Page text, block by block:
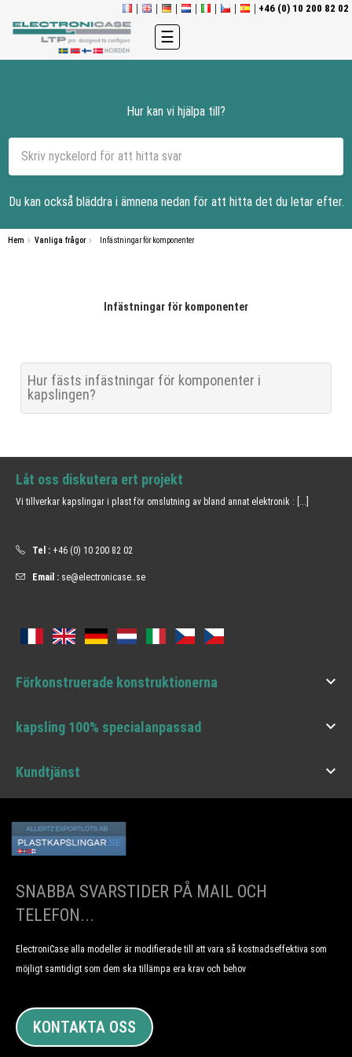
+46 (0) 10 200 82 02
Toggle
navigation
☰
Hur kan vi hjälpa till?
Du kan också bläddra i ämnena nedan för att hitta det du letar efter.
Hem Vanliga frågor Infästningar för komponenter
Infästningar för komponenter
Hur fästs infästningar för komponenter i
kapslingen?
Låt oss diskutera ert projekt
Vi tillverkar kapslingar i plast för omslutning av bland annat elektronik : [...]
Tel : +46 (0) 10 200 82 02
Email : se@electronicase..se
Förkonstruerade konstruktionerna 
kapsling 100% specialanpassad 
Kundtjänst 
SNABBA SVARSTIDER PÅ MAIL OCH
TELEFON...
ElectroniCase alla modeller är modifierade till att vara så kostnadseffektiva som
möjligt samtidigt som dem ska tillämpa era krav och behov
KONTAKTA OSS